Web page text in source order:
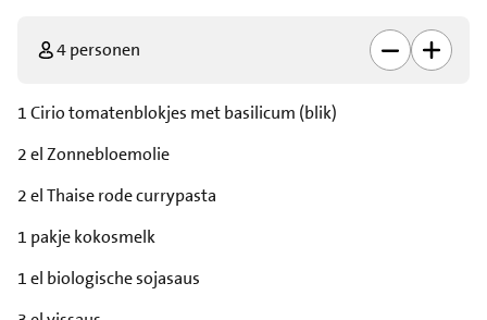
4 personen
1 Cirio tomatenblokjes met basilicum (blik)
2 el Zonnebloemolie
2 el Thaise rode currypasta
1 pakje kokosmelk
1 el biologische sojasaus